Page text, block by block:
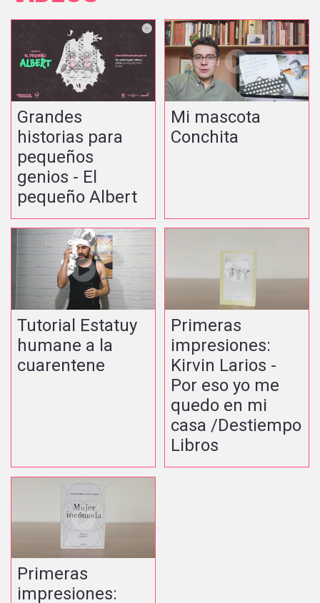
Grandes
historias para
pequeños
genios - El
pequeño Albert
Mi mascota
Conchita
Tutorial Estatuy
humane a la
cuarentene
Primeras
impresiones:
Kirvin Larios -
Por eso yo me
quedo en mi
casa /Destiempo
Libros
Primeras
impresiones: